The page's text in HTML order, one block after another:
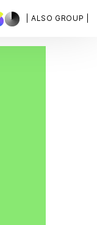
| ALSO GROUP |